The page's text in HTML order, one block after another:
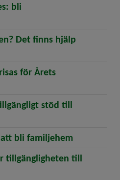
bli
artikeln Medmänniska
Det finns hjälp
Frustration i familjen?
för Årets
(öppnar artikeln Röbäcks
stöd till
Kraftverket ger
bli familjehem(öppnar
tillgängligheten till
artikeln Knappval